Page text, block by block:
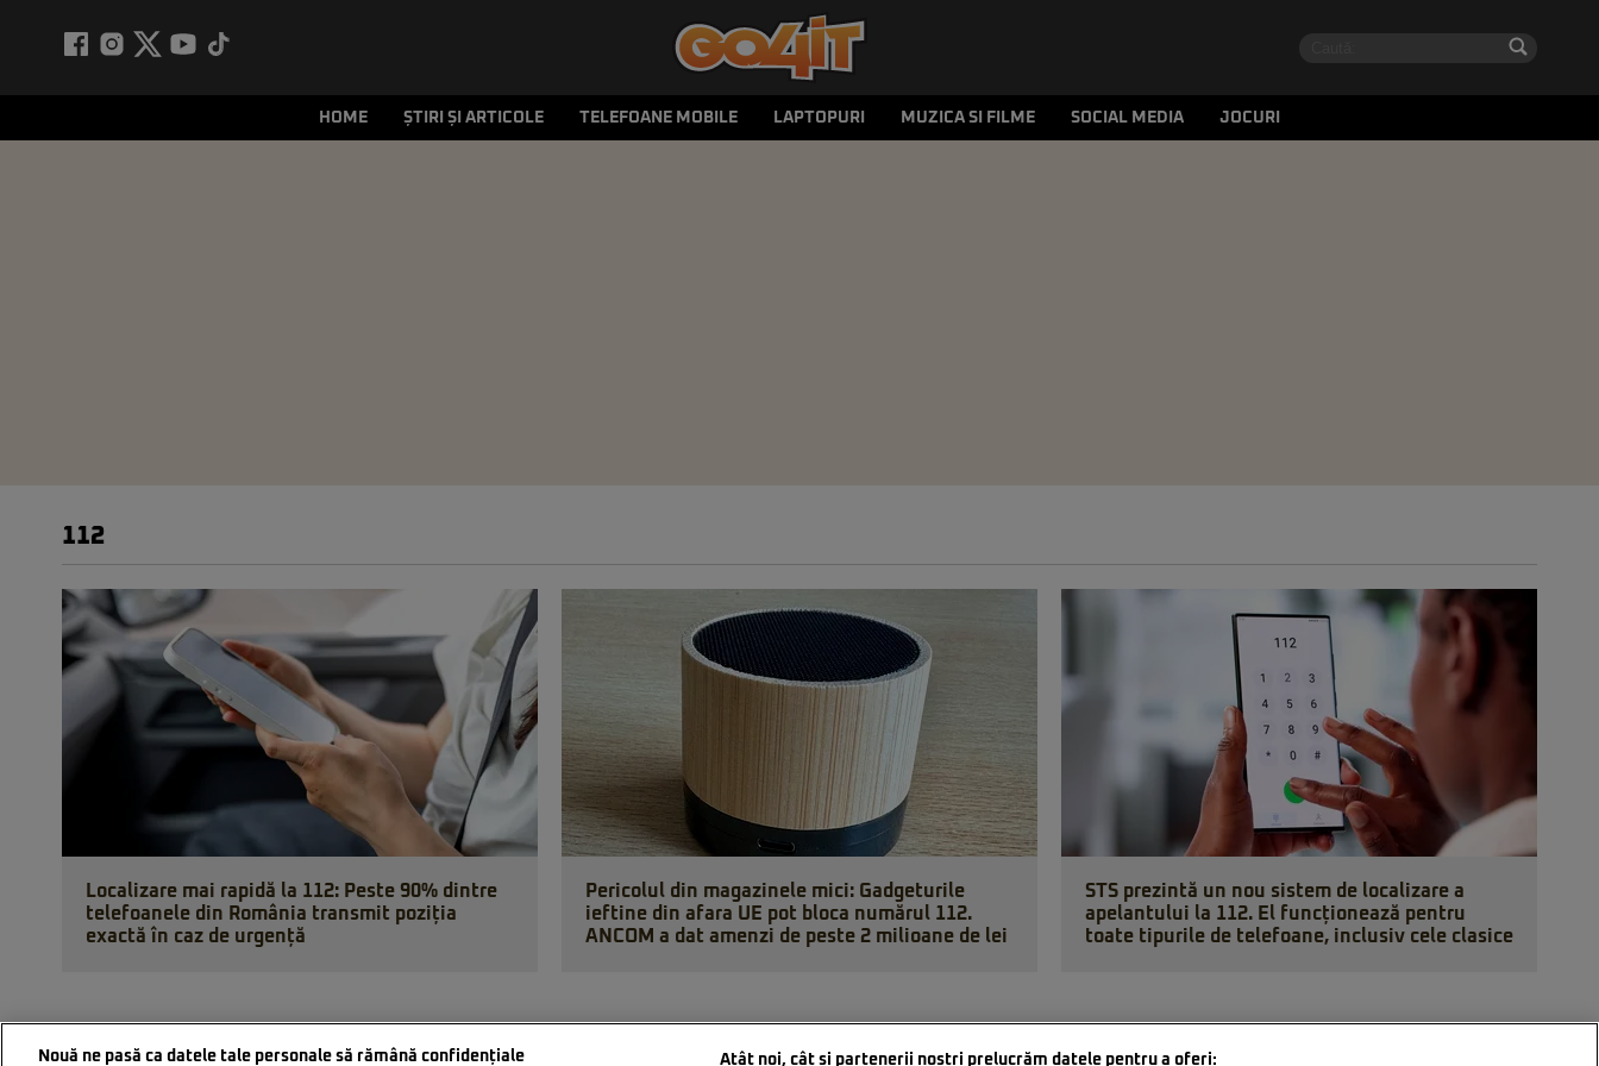
HOME ȘTIRI ȘI ARTICOLE TELEFOANE MOBILE LAPTOPURI MUZICA SI FILME SOCIAL MEDIA JOCURI
112
Localizare mai rapidă la 112: Peste 90% dintre
telefoanele din România transmit poziția
exactă în caz de urgență
Pericolul din magazinele mici: Gadgeturile
ieftine din afara UE pot bloca numărul 112.
ANCOM a dat amenzi de peste 2 milioane de lei
STS prezintă un nou sistem de localizare a
apelantului la 112. El funcționează pentru
toate tipurile de telefoane, inclusiv cele clasice
Nouă ne pasă ca datele tale personale să rămână confidențiale Atât noi, cât și partenerii noștri prelucrăm datele pentru a oferi: